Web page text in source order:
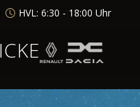
HVL: 6:30 - 18:00 Uhr